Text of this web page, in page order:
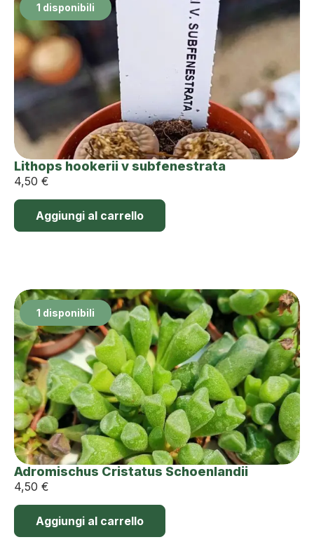
1 disponibili
Lithops hookerii v subfenestrata
4,50 €
Aggiungi al carrello
1 disponibili
Adromischus Cristatus Schoenlandii
4,50 €
Aggiungi al carrello